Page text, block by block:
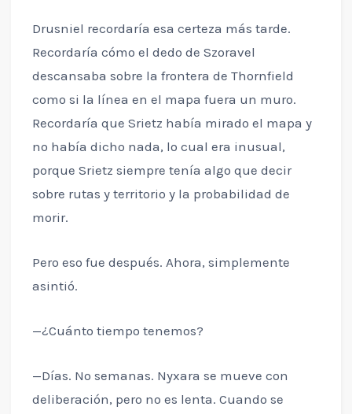
Drusniel recordaría esa certeza más tarde.
Recordaría cómo el dedo de Szoravel
descansaba sobre la frontera de Thornfield
como si la línea en el mapa fuera un muro.
Recordaría que Srietz había mirado el mapa y
no había dicho nada, lo cual era inusual,
porque Srietz siempre tenía algo que decir
sobre rutas y territorio y la probabilidad de
morir.
Pero eso fue después. Ahora, simplemente
asintió.
—¿Cuánto tiempo tenemos?
—Días. No semanas. Nyxara se mueve con
deliberación, pero no es lenta. Cuando se